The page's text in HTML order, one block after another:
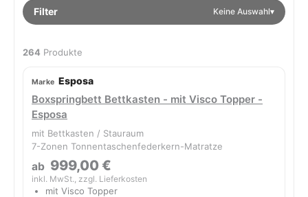
Filter Keine Auswahl▾
264 Produkte
Esposa
Boxspringbett Bettkasten - mit Visco Topper -
Esposa
mit Bettkasten / Stauraum
7-Zonen Tonnentaschenfederkern-Matratze
ab 999,00 €
inkl. MwSt., zzgl. Lieferkosten
mit Visco Topper